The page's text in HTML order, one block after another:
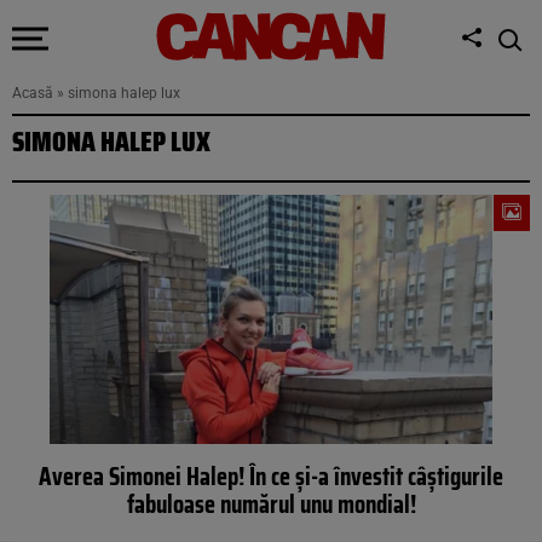
Acasă » simona halep lux
SIMONA HALEP LUX
Averea Simonei Halep! În ce şi-a învestit câştigurile
fabuloase numărul unu mondial!